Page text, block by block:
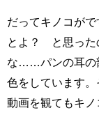
だってキノコが
とよ？ と思った
な……パンの耳の
色をしています。
動画を観てもキ